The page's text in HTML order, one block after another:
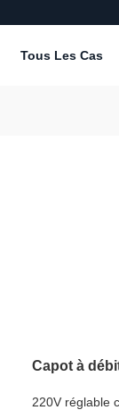
Tous Les Cas
Capot à
220V réglable